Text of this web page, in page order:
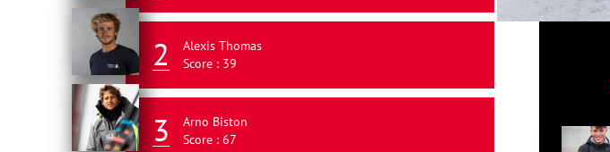
2
Alexis Thomas
Score : 39
3
Arno Biston
Score : 67